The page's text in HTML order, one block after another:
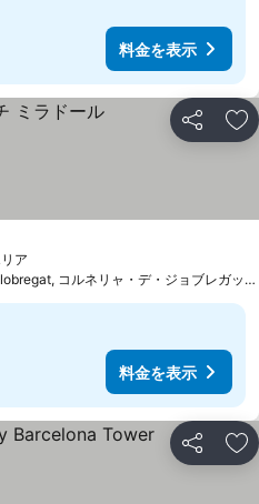
料金を表示
シェア お
ア
コルネリャ・デ・ジョブレガッ
料金を表示
シェア お